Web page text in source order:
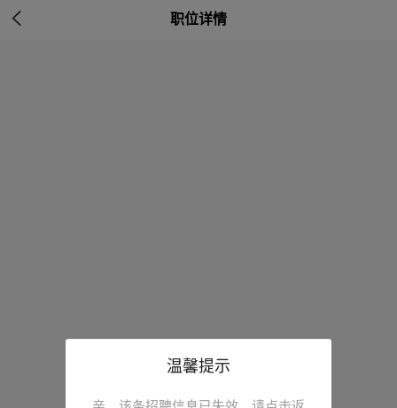
 职位详情
温馨提示